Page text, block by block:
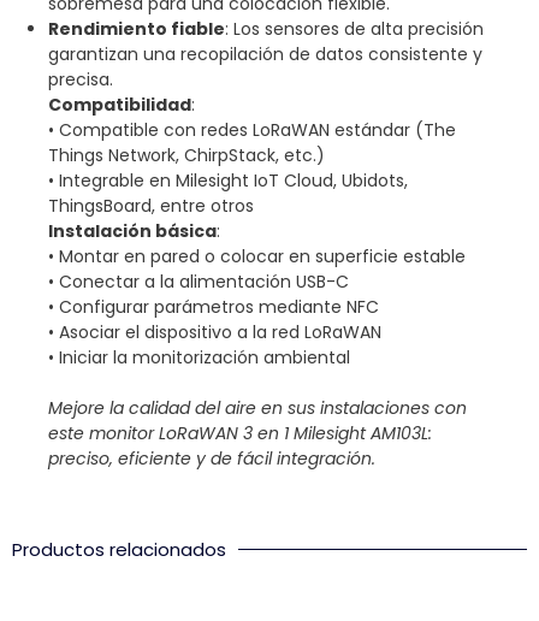
Rendimiento fiable: Los sensores de alta precisión
garantizan una recopilación de datos consistente y
precisa.
Compatibilidad:
• Compatible con redes LoRaWAN estándar (The
Things Network, ChirpStack, etc.)
• Integrable en Milesight IoT Cloud, Ubidots,
ThingsBoard, entre otros
Instalación básica:
• Montar en pared o colocar en superficie estable
• Conectar a la alimentación USB-C
• Configurar parámetros mediante NFC
• Asociar el dispositivo a la red LoRaWAN
• Iniciar la monitorización ambiental
Mejore la calidad del aire en sus instalaciones con
este monitor LoRaWAN 3 en 1 Milesight AM103L:
preciso, eficiente y de fácil integración.
Productos relacionados